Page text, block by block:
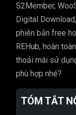
S2Member,
Digital
phiên bản free
REHub, hoàn
thoải mái sử
phù hợp nhé?
TÓM TẮT